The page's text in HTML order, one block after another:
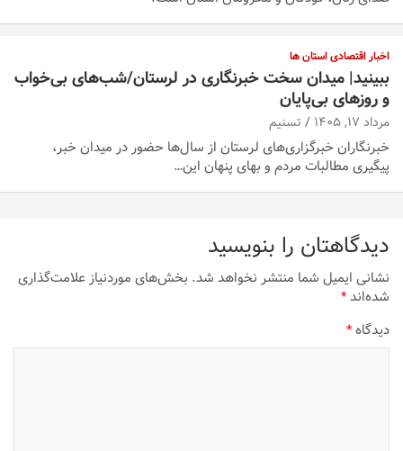
اخبار اقتصادی استان ها
ببینید| میدان سخت خبرنگاری در لرستان/‌شب‌های بی‌خواب
و روزهای بی‌پایان
مرداد ۱۷, ۱۴۰۵ تسنیم
خبرنگاران خبرگزاری‌های لرستان از سال‌ها حضور در میدان خبر،
پیگیری مطالبات مردم و بهای پنهان این…
دیدگاهتان را بنویسید
نشانی ایمیل شما منتشر نخواهد شد.بخش‌های موردنیاز علامت‌گذاری
شده‌اند*
دیدگاه*